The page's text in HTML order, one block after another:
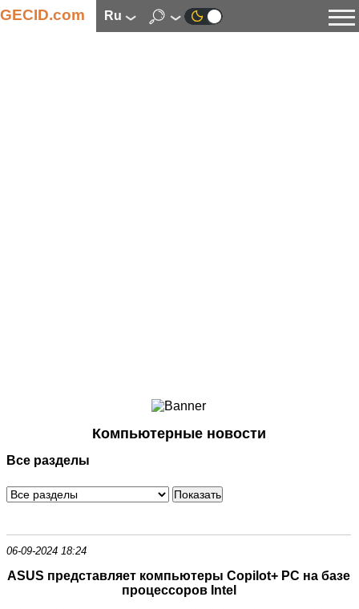
GECID.com ru
Смартфоны
Периферия
Программное обеспечение
Компьютерные новости
Все разделы
06-09-2024 18:24
ASUS представляет компьютеры Copilot+ PC на базе
процессоров Intel